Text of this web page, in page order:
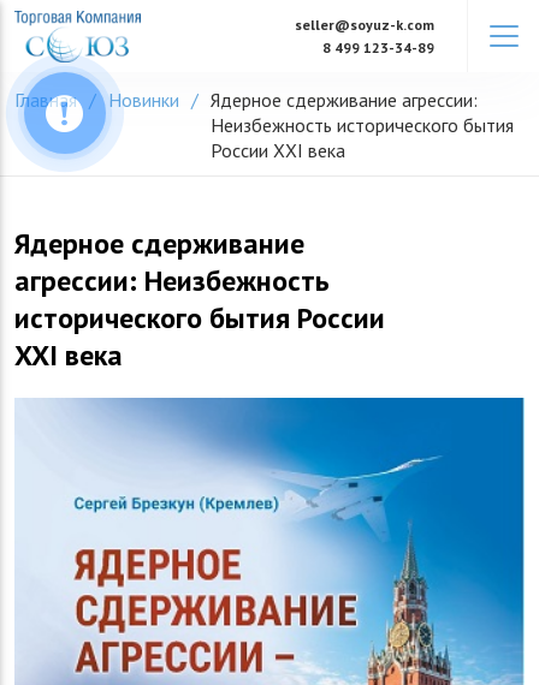
Skip
content
seller@soyuz-k.com
8 499 123-34-89
Главная Новинки
Ядерное сдерживание агрессии:
Неизбежность исторического бытия
России XXI века
Ядерное сдерживание
агрессии: Неизбежность
исторического бытия России
XXI века